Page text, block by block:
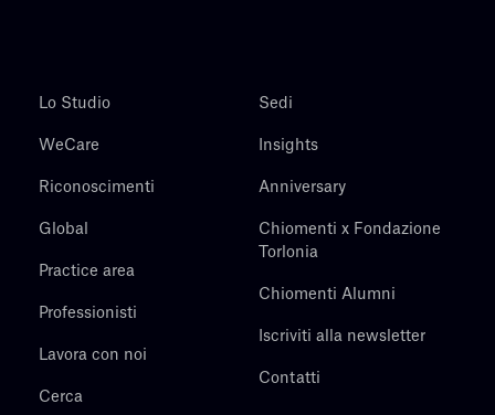
Lo Studio
WeCare
Riconoscimenti
Global
Practice area
Professionisti
Lavora con noi
Cerca
Sedi
Insights
Anniversary
Chiomenti x Fondazione
Torlonia
Chiomenti Alumni
Iscriviti alla newsletter
Contatti